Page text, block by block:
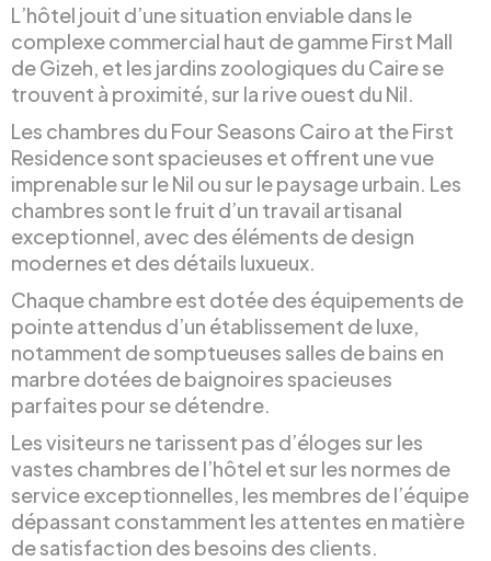
L’hôtel jouit d’une situation enviable dans le
complexe commercial haut de gamme First Mall
de Gizeh, et les jardins zoologiques du Caire se
trouvent à proximité, sur la rive ouest du Nil.
Les chambres du Four Seasons Cairo at the First
Residence sont spacieuses et offrent une vue
imprenable sur le Nil ou sur le paysage urbain. Les
chambres sont le fruit d’un travail artisanal
exceptionnel, avec des éléments de design
modernes et des détails luxueux.
Chaque chambre est dotée des équipements de
pointe attendus d’un établissement de luxe,
notamment de somptueuses salles de bains en
marbre dotées de baignoires spacieuses
parfaites pour se détendre.
Les visiteurs ne tarissent pas d’éloges sur les
vastes chambres de l’hôtel et sur les normes de
service exceptionnelles, les membres de l’équipe
dépassant constamment les attentes en matière
de satisfaction des besoins des clients.